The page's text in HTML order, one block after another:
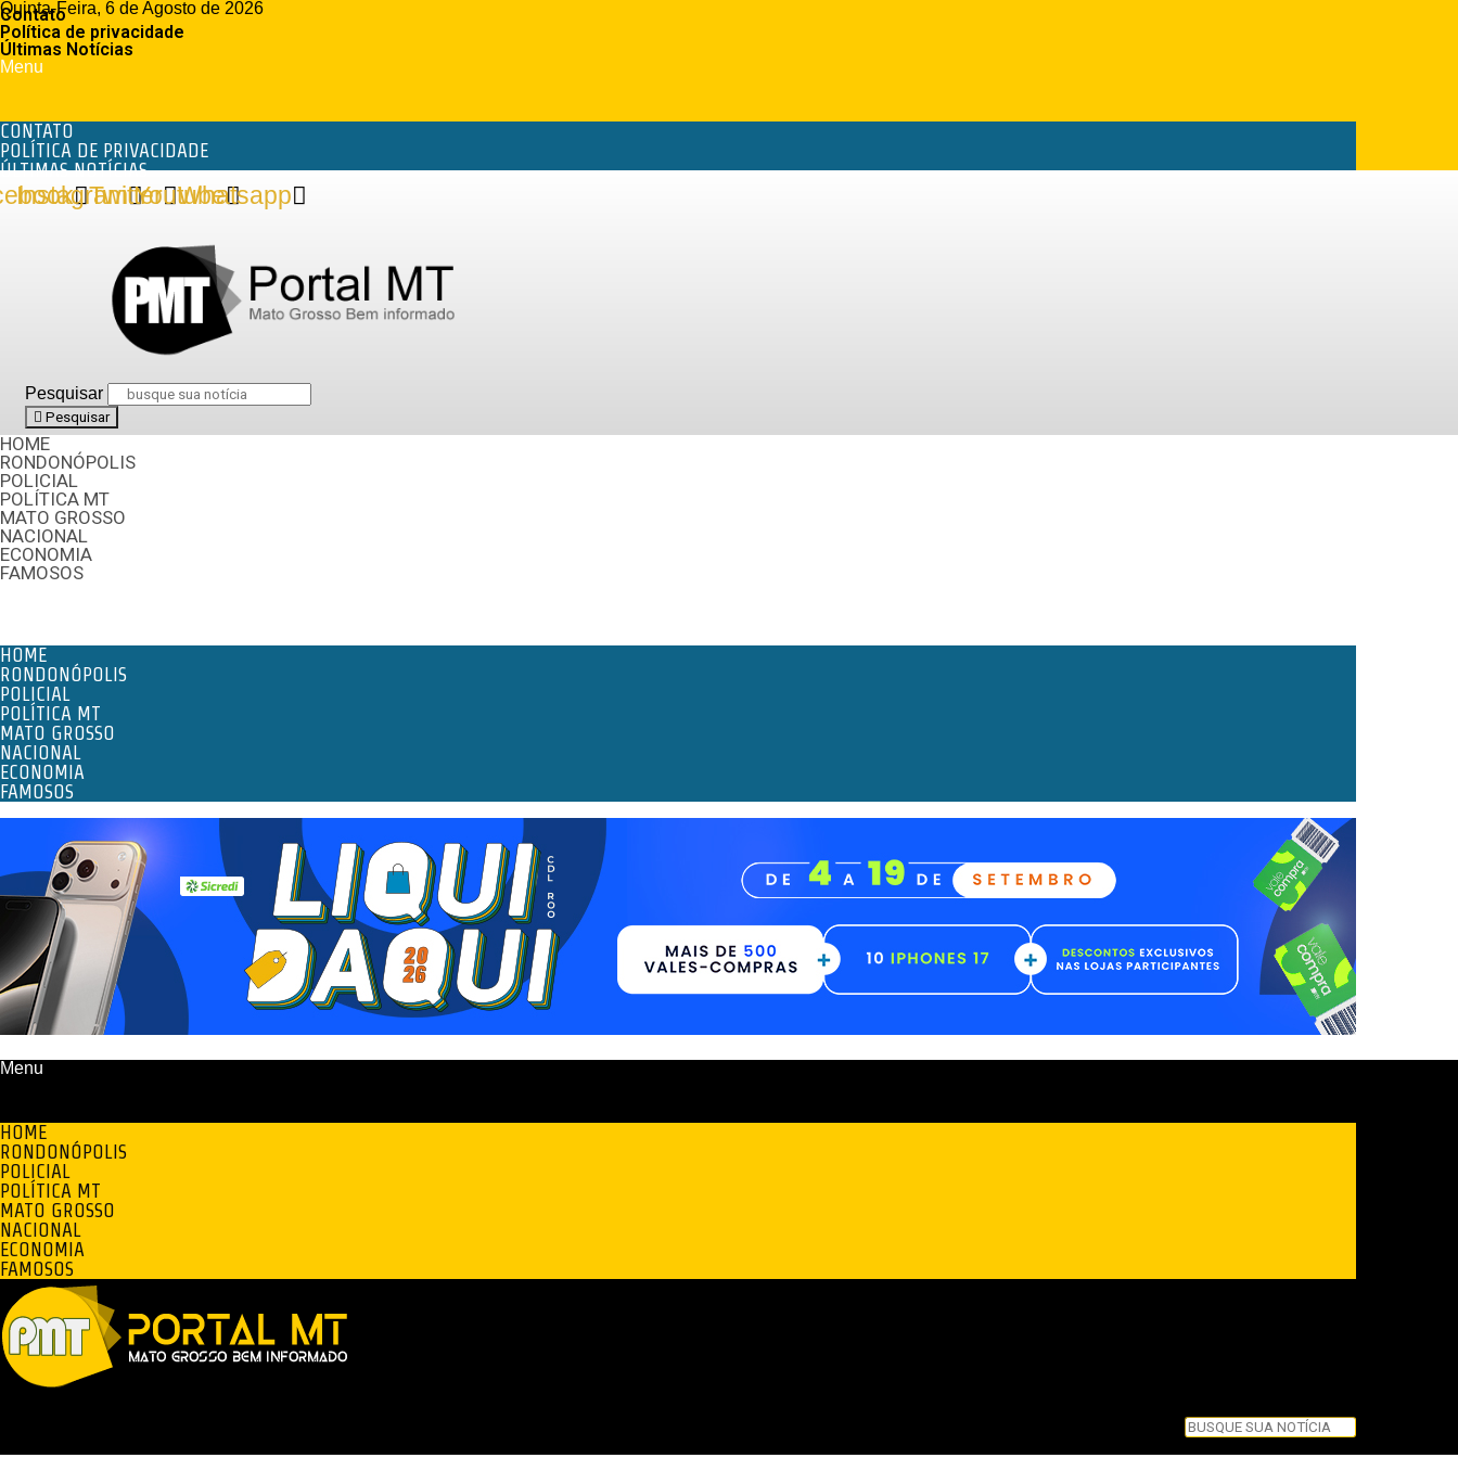
Quinta-Feira, 6 de Agosto de 2026
Contato
Política de privacidade
Últimas Notícias
Menu
CONTATO
POLÍTICA DE PRIVACIDADE
ÚLTIMAS NOTÍCIAS
InstagramTwitterYoutube
Whatsapp
Pesquisar
Pesquisar
HOME
RONDONÓPOLIS
POLICIAL
POLÍTICA MT
MATO GROSSO
NACIONAL
ECONOMIA
FAMOSOS
HOME
RONDONÓPOLIS
POLICIAL
POLÍTICA MT
MATO GROSSO
NACIONAL
ECONOMIA
FAMOSOS
Menu
HOME
RONDONÓPOLIS
POLICIAL
POLÍTICA MT
MATO GROSSO
NACIONAL
ECONOMIA
FAMOSOS